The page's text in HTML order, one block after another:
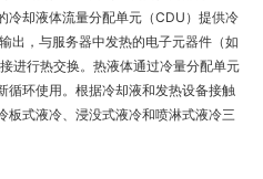
冷却液体流量分配单元（CDU）提供冷
出，与服务器中发热的电子元器件（如
进行热交换。热液体通过冷量分配单元
循环使用。根据冷却液和发热设备接触
板式液冷、浸没式液冷和喷淋式液冷三